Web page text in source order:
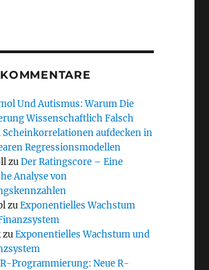
Und Autismus: Warum Die
Wissenschaftlich Falsch
Scheinkorrelationen aufdecken in
Regressionsmodellen
zuDer Ratingscore – Eine
Analyse von
zuExponentielles Wachstum
zuExponentielles Wachstum und
Programmierung: Neue R-